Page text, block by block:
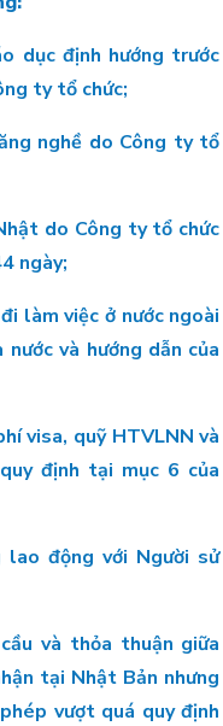
dục định hướng trước
ty tổ chức;
nghề do Công ty tổ
do Công ty tổ chức
ngày;
làm việc ở nước ngoài
và hướng dẫn của
visa, quỹ HTVLNN và
định tại mục 6 của
động với Người sử
và thỏa thuận giữa
tại Nhật Bản nhưng
vượt quá quy định